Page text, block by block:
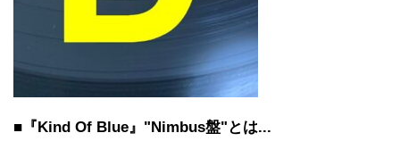
■『Kind Of Blue』"Nimbus盤"とは...